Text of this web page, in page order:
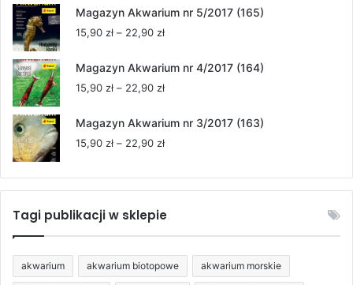
od
Magazyn Akwarium nr 5/2017 (165)
15,90 zł – 22,90 złZakres
od
Magazyn Akwarium nr 4/2017 (164)
15,90 zł – 22,90 złZakres
od
Magazyn Akwarium nr 3/2017 (163)
15,90 zł – 22,90 złZakres
od
15,90 zł
Tagi publikacji w sklepie
akwarium akwarium biotopowe akwarium morskie